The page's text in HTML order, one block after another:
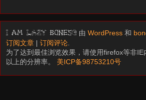
I am LAZY bones? 由WordPress 和
订阅文章 |订阅评论
为了达到最佳浏览效果，请使用firefox等非
以上的分辨率。 美ICP备98753210号